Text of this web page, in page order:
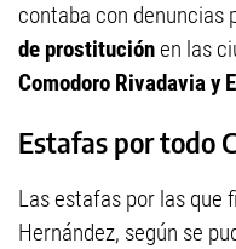
contaba con denuncias
de prostituciónen las
Comodoro Rivadavia y
Estafas por todo
Las estafas por las que
Hernández, según se